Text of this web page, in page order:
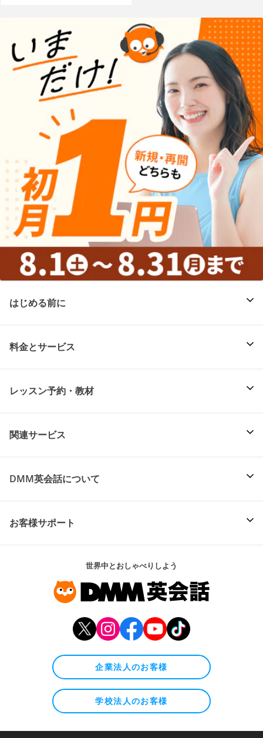
はじめる前に
料金とサービス
レッスン予約・教材
関連サービス
DMM英会話について
お客様サポート
世界中とおしゃべりしよう
企業法人のお客様
学校法人のお客様